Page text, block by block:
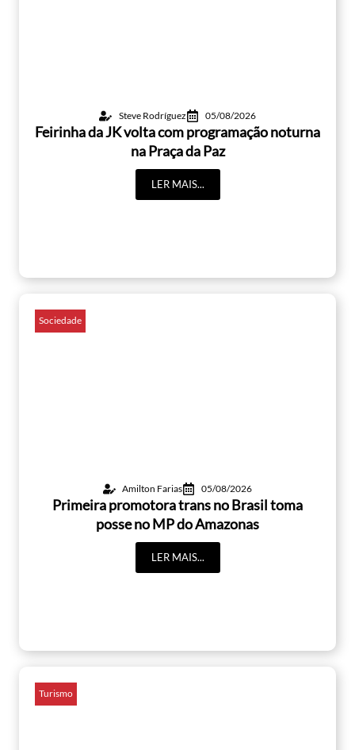
Steve Rodríguez 05/08/2026
Feirinha da JK volta com programação noturna
na Praça da Paz
LER MAIS...
Sociedade
Amilton Farias 05/08/2026
Primeira promotora trans no Brasil toma
posse no MP do Amazonas
LER MAIS...
Turismo